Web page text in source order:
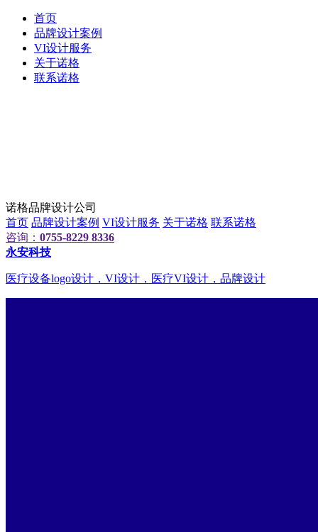
首页
品牌设计案例
VI设计服务
关于诺格
联系诺格
诺格品牌设计公司
首页 品牌设计案例 VI设计服务 关于诺格 联系诺格
咨询： 0755-8229 8336
永安科技
医疗设备logo设计，VI设计，医疗VI设计，品牌设计